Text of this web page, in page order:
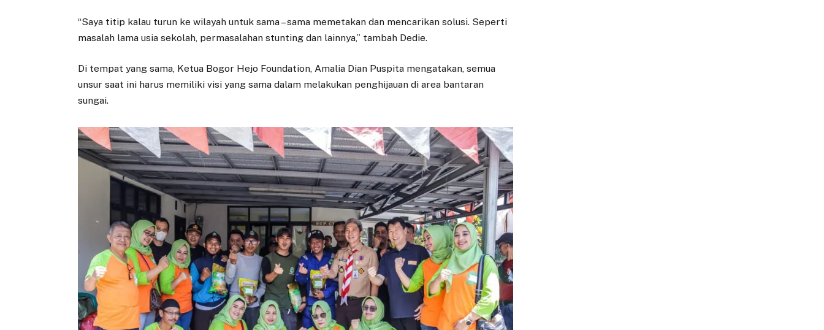
“Saya titip kalau turun ke wilayah untuk sama – sama memetakan dan mencarikan solusi. Seperti
masalah lama usia sekolah, permasalahan stunting dan lainnya,” tambah Dedie.
Di tempat yang sama, Ketua Bogor Hejo Foundation, Amalia Dian Puspita mengatakan, semua
unsur saat ini harus memiliki visi yang sama dalam melakukan penghijauan di area bantaran
sungai.